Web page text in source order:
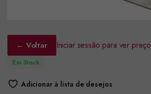
← Voltar Iniciar sessão para ver preço
Em Stock
Adicionar à lista de desejos